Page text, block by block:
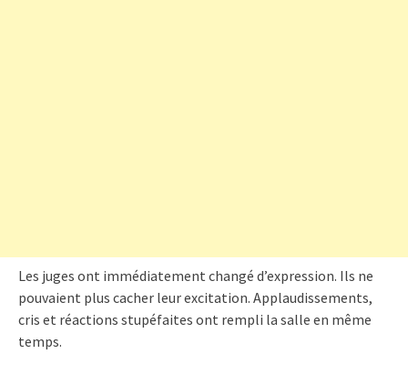
Les juges ont immédiatement changé d’expression. Ils ne
pouvaient plus cacher leur excitation. Applaudissements,
cris et réactions stupéfaites ont rempli la salle en même
temps.